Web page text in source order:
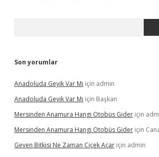
Son yorumlar
Anadoluda Geyik Var Mı için admin
Anadoluda Geyik Var Mı için Başkan
Mersinden Anamura Hangi Otobüs Gider için
Mersinden Anamura Hangi Otobüs Gider için
Geven Bitkisi Ne Zaman Çiçek Açar için admin